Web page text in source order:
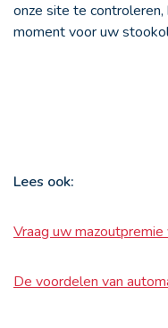
onze site te
moment voor uw
Lees ook:
Vraag uw
De voordelen van